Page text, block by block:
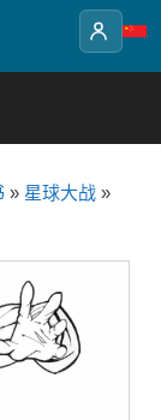
» 星球大战 »